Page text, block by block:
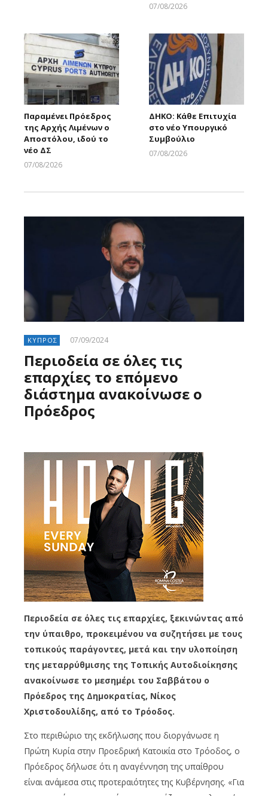
07/08/2026
Παραμένει Πρόεδρος
της Αρχής Λιμένων ο
Αποστόλου, ιδού το
νέο ΔΣ
07/08/2026
ΔΗΚΟ: Κάθε Επιτυχία
στο νέο Υπουργικό
Συμβούλιο
07/08/2026
ΚΥΠΡΟΣ 07/09/2024
Περιοδεία σε όλες τις
επαρχίες το επόμενο
διάστημα ανακοίνωσε ο
Πρόεδρος
Περιοδεία σε όλες τις επαρχίες, ξεκινώντας από
την ύπαιθρο, προκειμένου να συζητήσει με τους
τοπικούς παράγοντες, μετά και την υλοποίηση
της μεταρρύθμισης της Τοπικής Αυτοδιοίκησης
ανακοίνωσε το μεσημέρι του Σαββάτου ο
Πρόεδρος της Δημοκρατίας, Νίκος
Χριστοδουλίδης, από το Τρόοδος.
Στο περιθώριο της εκδήλωσης που διοργάνωσε η
Πρώτη Κυρία στην Προεδρική Κατοικία στο Τρόοδος, ο
Πρόεδρος δήλωσε ότι η αναγέννηση της υπαίθρου
είναι ανάμεσα στις προτεραιότητες της Κυβέρνησης. «Για